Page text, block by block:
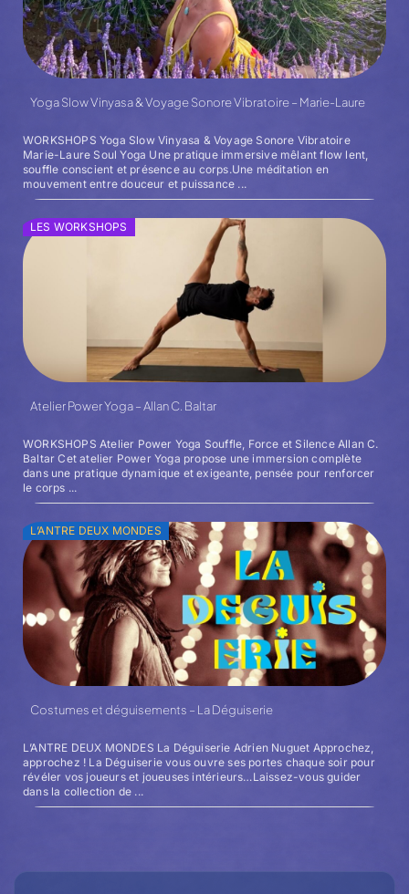
Yoga Slow Vinyasa & Voyage Sonore Vibratoire – Marie-Laure
WORKSHOPS Yoga Slow Vinyasa & Voyage Sonore Vibratoire
Marie-Laure Soul Yoga Une pratique immersive mêlant flow lent,
souffle conscient et présence au corps.Une méditation en
mouvement entre douceur et puissance ...
LES WORKSHOPS
Atelier Power Yoga – Allan C. Baltar
WORKSHOPS Atelier Power Yoga Souffle, Force et Silence Allan C.
Baltar Cet atelier Power Yoga propose une immersion complète
dans une pratique dynamique et exigeante, pensée pour renforcer
le corps ...
L’ANTRE DEUX MONDES
Costumes et déguisements – La Déguiserie
L’ANTRE DEUX MONDES La Déguiserie Adrien Nuguet Approchez,
approchez ! La Déguiserie vous ouvre ses portes chaque soir pour
révéler vos joueurs et joueuses intérieurs…Laissez-vous guider
dans la collection de ...